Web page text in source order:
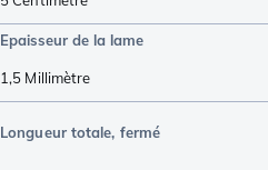
Epaisseur de la lame
1,5 Millimètre
Longueur totale, fermé